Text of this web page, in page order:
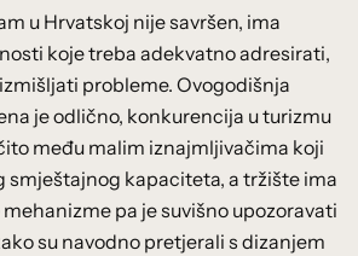
u Hrvatskoj nije savršen, ima
koje treba adekvatno adresirati,
probleme. Ovogodišnja
je odlično, konkurencija u turizmu
među malim iznajmljivačima koji
smještajnog kapaciteta, a tržište ima
pa je suvišno upozoravati
su navodno pretjerali s dizanjem